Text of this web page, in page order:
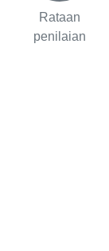
Rataan
penilaian